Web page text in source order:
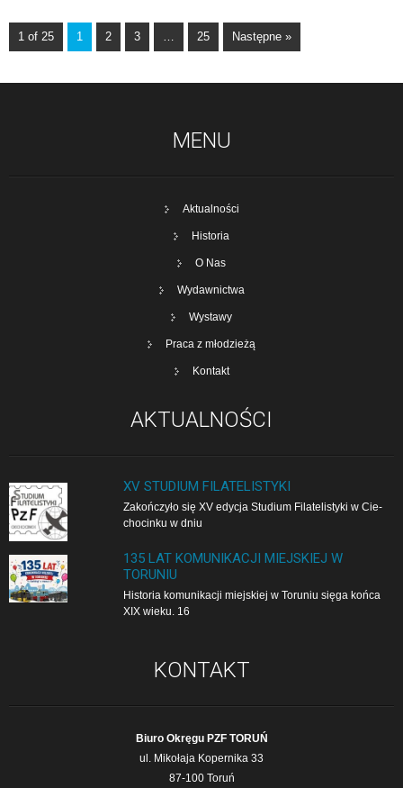
1 of 25 1 2 3 … 25 Następne »
MENU
Aktualności
Historia
O Nas
Wydawnictwa
Wystawy
Praca z młodzieżą
Kontakt
AKTUALNOŚCI
XV STUDIUM FILATELISTYKI
Zakończyło się XV edycja Studium Filatelistyki w Cie­
cho­cin­ku w dniu
135 LAT KOMUNIKACJI MIEJSKIEJ W
TORUNIU
Historia komunikacji miejskiej w Toruniu sięga końca
XIX wieku. 16
KONTAKT
Biuro Okręgu PZF TORUŃ
ul. Mikołaja Kopernika 33
87-100 Toruń